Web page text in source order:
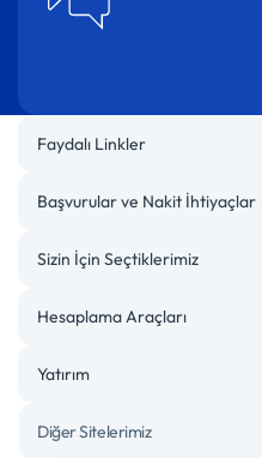
Faydalı Linkler
Başvurular ve Nakit İhtiyaçlar
Sizin İçin Seçtiklerimiz
Hesaplama Araçları
Yatırım
Diğer Sitelerimiz